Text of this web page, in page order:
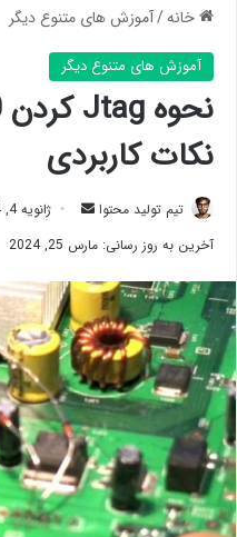
خانه/آموزش های متنوع دیگر
آموزش های متنوع دیگر
نکات کاربردی
تیم تولید محتوا
ارسال
ایمیل
ژانویه 4, 2024
آخرین به روز رسانی: مارس 25, 2024